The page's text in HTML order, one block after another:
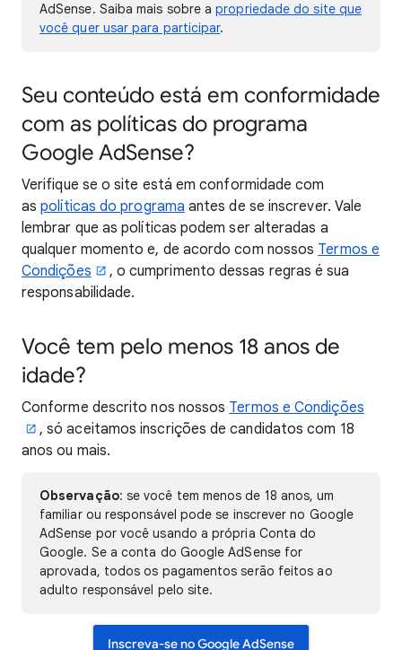
AdSense. Saiba mais sobre apropriedade do site que
você quer usar para participar.
Seu conteúdo está em conformidade
com as políticas do programa
Google AdSense?
Verifique se o site está em conformidade com
aspolíticas do programa antes de se inscrever. Vale
lembrar que as políticas podem ser alteradas a
qualquer momento e, de acordo com nossos Termos e
Condições
, o cumprimento dessas regras é sua
responsabilidade.
Você tem pelo menos 18 anos de
idade?
Conforme descrito nos nossos Termos e Condições
, só aceitamos inscrições de candidatos com 18
anos ou mais.
Observação: se você tem menos de 18 anos, um
familiar ou responsável pode se inscrever no Google
AdSense por você usando a própria Conta do
Google. Se a conta do Google AdSense for
aprovada, todos os pagamentos serão feitos ao
adulto responsável pelo site.
Inscreva-se no Google AdSense